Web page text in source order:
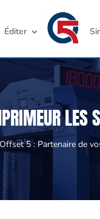
Éditer
LES
Offset 5 : Partenaire de